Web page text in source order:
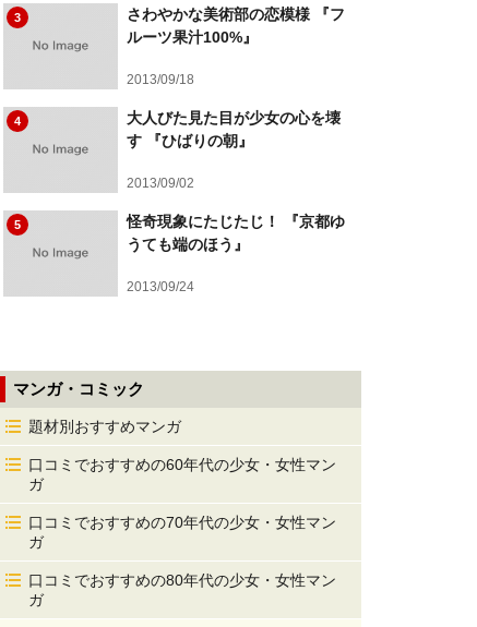
3
さわやかな美術部の恋模様 『フ
ルーツ果汁100%』
2013/09/18
4
大人びた見た目が少女の心を壊
す 『ひばりの朝』
2013/09/02
5
怪奇現象にたじたじ！ 『京都ゆ
うても端のほう』
2013/09/24
マンガ・コミック
題材別おすすめマンガ
口コミでおすすめの60年代の少女・女性マン
ガ
口コミでおすすめの70年代の少女・女性マン
ガ
口コミでおすすめの80年代の少女・女性マン
ガ